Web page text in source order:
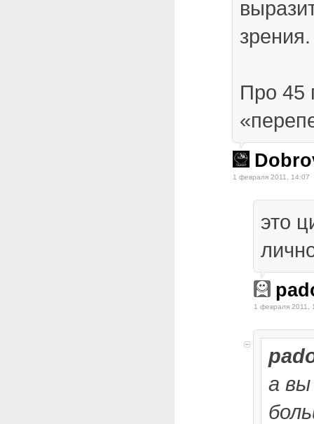
зрения.
Про 45
1 февраля 2011, 14:07
это
1 февраля 2011,
а